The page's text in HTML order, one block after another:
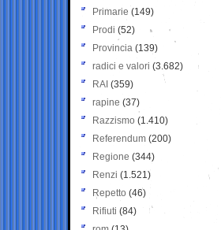
Primarie (149)
Prodi (52)
Provincia (139)
radici e valori (3.682)
RAI (359)
rapine (37)
Razzismo (1.410)
Referendum (200)
Regione (344)
Renzi (1.521)
Repetto (46)
Rifiuti (84)